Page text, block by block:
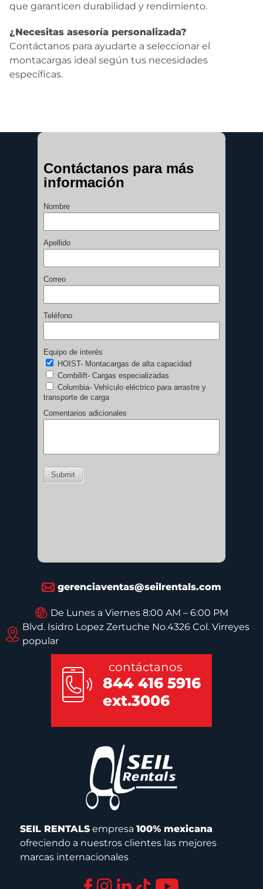
que garanticen durabilidad y rendimiento.
¿Necesitas asesoría personalizada?
Contáctanos para ayudarte a seleccionar el
montacargas ideal según tus necesidades
específicas.
gerenciaventas@seilrentals.com
De Lunes a Viernes 8:00 AM – 6:00 PM
Blvd. Isidro Lopez Zertuche No.4326 Col. Virreyes
popular
contáctanos
844 416 5916
ext.3006
SEIL RENTALSempresa 100% mexicana
ofreciendo a nuestros clientes las mejores
marcas internacionales